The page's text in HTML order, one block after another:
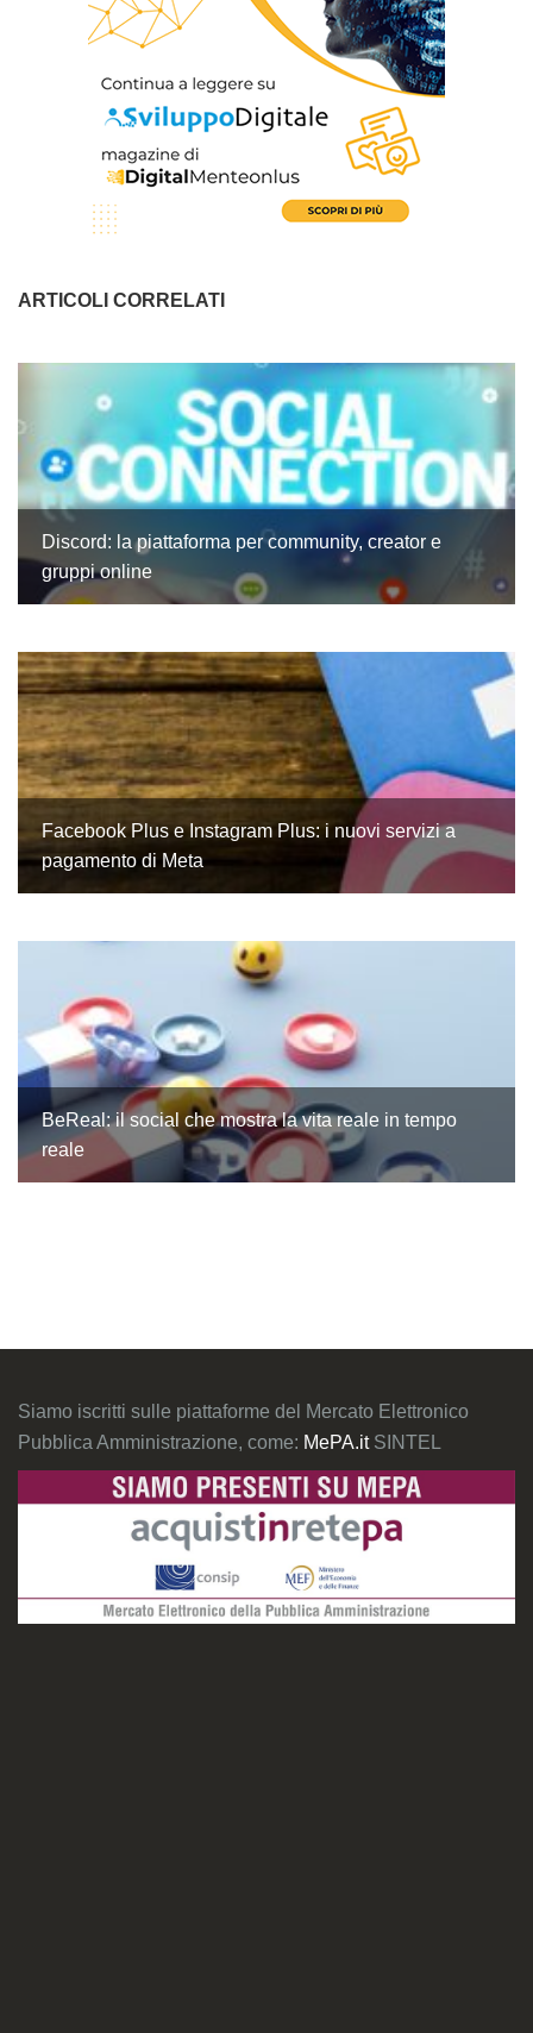
ARTICOLI CORRELATI
Discord: la piattaforma per community, creator e
gruppi online
Facebook Plus e Instagram Plus: i nuovi servizi a
pagamento di Meta
BeReal: il social che mostra la vita reale in tempo
reale
Siamo iscritti sulle piattaforme del Mercato Elettronico
Pubblica Amministrazione, come: MePA.it SINTEL